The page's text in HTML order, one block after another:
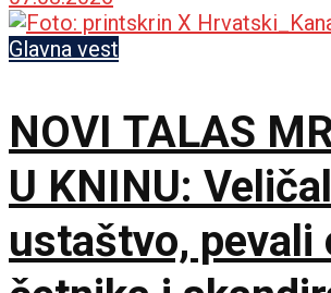
Glavna vest
NOVI TALAS
U KNINU:
ustaštvo, pevali